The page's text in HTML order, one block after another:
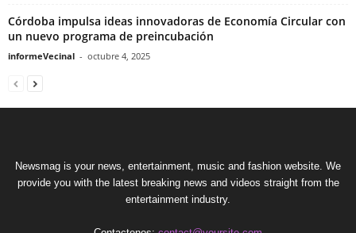
Córdoba impulsa ideas innovadoras de Economía Circular con
un nuevo programa de preincubación
informeVecinal - octubre 4, 2025
Newsmag is your news, entertainment, music and fashion website. We
provide you with the latest breaking news and videos straight from the
entertainment industry.